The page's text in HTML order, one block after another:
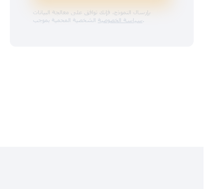
بإرسال النموذج، فإنك توافق على معالجة البيانات
سياسة الخصوصية.